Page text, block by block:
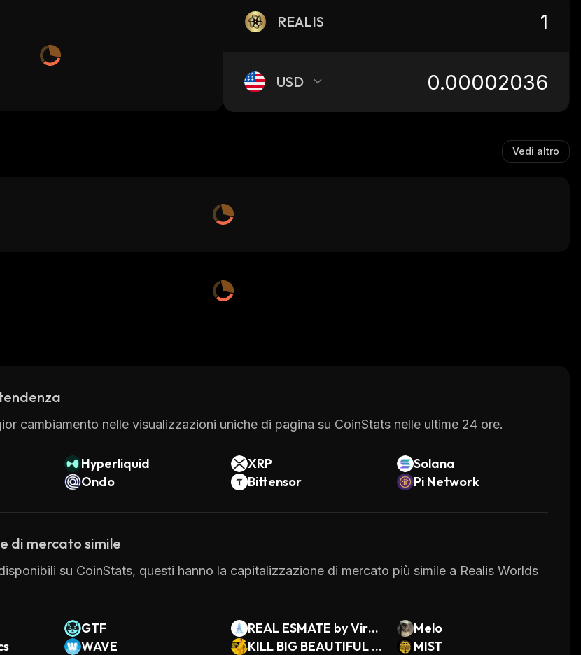
REALIS
USD
Vedi altro
cambiamento nelle visualizzazioni uniche di pagina su CoinStats nelle ultime 24 ore.
Hyperliquid XRP
Solana
Ondo Bittensor Pi Network
di mercato simile
su CoinStats, questi hanno la capitalizzazione di mercato più simile a Realis Worlds
GTF
REAL ESMATE by Virtu
als
Melo
WAVE
KILL BIG BEAUTIFUL B
MIST